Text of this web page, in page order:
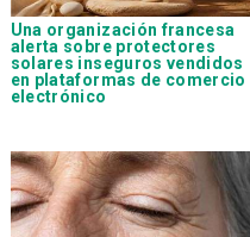
Una organización francesa
alerta sobre protectores
solares inseguros vendidos
en plataformas de comercio
electrónico